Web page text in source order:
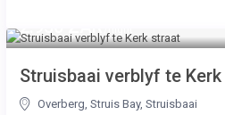
2.950 ZAR
Struisbaai verblyf te
Overberg, Struis Bay, Struisbaai